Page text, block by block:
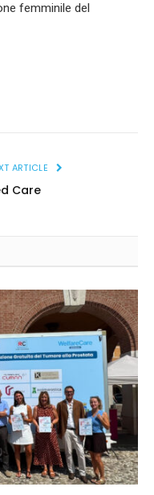
femminile del
ARTICLE
Care